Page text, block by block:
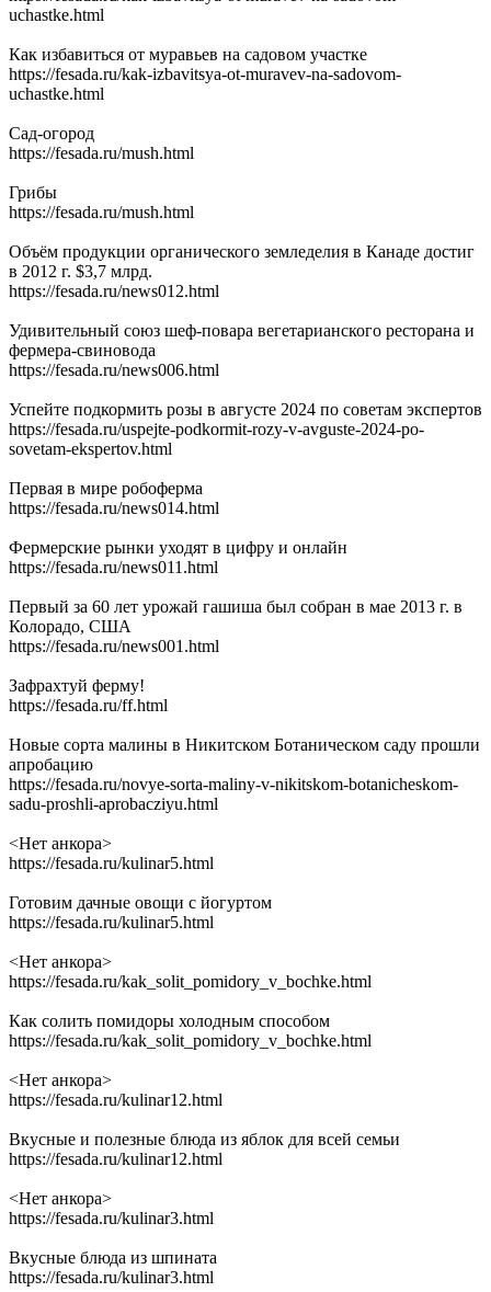
uchastke.html
Как избавиться от муравьев на садовом участке
https://fesada.ru/kak-izbavitsya-ot-muravev-na-sadovom-
uchastke.html
Сад-огород
https://fesada.ru/mush.html
Грибы
https://fesada.ru/mush.html
Объём продукции органического земледелия в Канаде достиг
в 2012 г. $3,7 млрд.
https://fesada.ru/news012.html
Удивительный союз шеф-повара вегетарианского ресторана и
фермера-свиновода
https://fesada.ru/news006.html
Успейте подкормить розы в августе 2024 по советам экспертов
https://fesada.ru/uspejte-podkormit-rozy-v-avguste-2024-po-
sovetam-ekspertov.html
Первая в мире робоферма
https://fesada.ru/news014.html
Фермерские рынки уходят в цифру и онлайн
https://fesada.ru/news011.html
Первый за 60 лет урожай гашиша был собран в мае 2013 г. в
Колорадо, США
https://fesada.ru/news001.html
Зафрахтуй ферму!
https://fesada.ru/ff.html
Новые сорта малины в Никитском Ботаническом саду прошли
апробацию
https://fesada.ru/novye-sorta-maliny-v-nikitskom-botanicheskom-
sadu-proshli-aprobacziyu.html
<Нет анкора>
https://fesada.ru/kulinar5.html
Готовим дачные овощи с йогуртом
https://fesada.ru/kulinar5.html
<Нет анкора>
https://fesada.ru/kak_solit_pomidory_v_bochke.html
Как солить помидоры холодным способом
https://fesada.ru/kak_solit_pomidory_v_bochke.html
<Нет анкора>
https://fesada.ru/kulinar12.html
Вкусные и полезные блюда из яблок для всей семьи
https://fesada.ru/kulinar12.html
<Нет анкора>
https://fesada.ru/kulinar3.html
Вкусные блюда из шпината
https://fesada.ru/kulinar3.html